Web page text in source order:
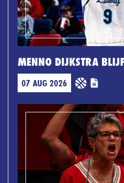
MENNO DIJKSTRA
07 AUG 2026